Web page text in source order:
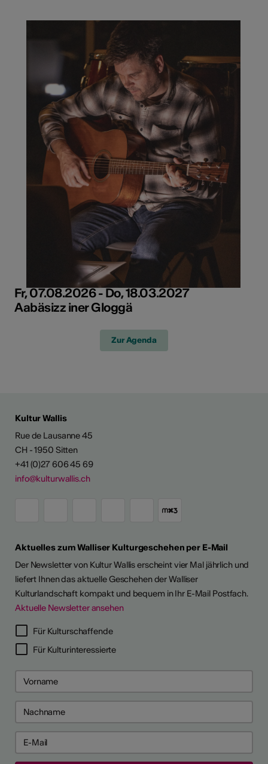
Fr, 07.08.2026 - Do, 18.03.2027
Aabäsizz iner Gloggä
Zur Agenda
Kultur Wallis
Rue de Lausanne 45
CH - 1950 Sitten
+41 (0)27 606 45 69
info@kulturwallis.ch
Aktuelles zum Walliser Kulturgeschehen per E-Mail
Der Newsletter von Kultur Wallis erscheint vier Mal jährlich und
liefert Ihnen das aktuelle Geschehen der Walliser
Kulturlandschaft kompakt und bequem in Ihr E-Mail Postfach.
Aktuelle Newsletter ansehen
Für Kulturschaffende
Für Kulturinteressierte